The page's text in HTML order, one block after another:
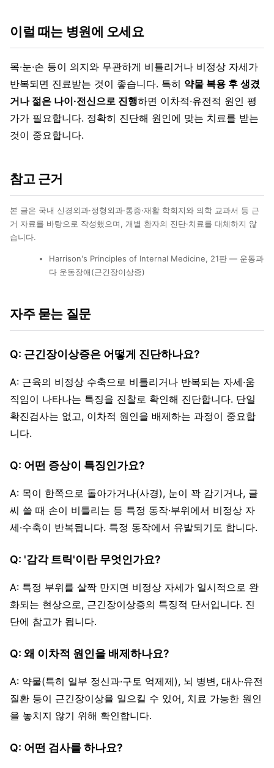
이럴 때는 병원에 오세요
목·눈·손 등이 의지와 무관하게 비틀리거나 비정상 자세가
반복되면 진료받는 것이 좋습니다. 특히 약물 복용 후 생겼
거나 젊은 나이·전신으로 진행하면 이차적·유전적 원인 평
가가 필요합니다. 정확히 진단해 원인에 맞는 치료를 받는
것이 중요합니다.
참고 근거
본 글은 국내 신경외과·정형외과·통증·재활 학회지와 의학 교과서 등 근
거 자료를 바탕으로 작성했으며, 개별 환자의 진단·치료를 대체하지 않
습니다.
Harrison's Principles of Internal Medicine, 21판 — 운동과
다 운동장애(근긴장이상증)
자주 묻는 질문
Q: 근긴장이상증은 어떻게 진단하나요?
A: 근육의 비정상 수축으로 비틀리거나 반복되는 자세·움
직임이 나타나는 특징을 진찰로 확인해 진단합니다. 단일
확진검사는 없고, 이차적 원인을 배제하는 과정이 중요합
니다.
Q: 어떤 증상이 특징인가요?
A: 목이 한쪽으로 돌아가거나(사경), 눈이 꽉 감기거나, 글
씨 쓸 때 손이 비틀리는 등 특정 동작·부위에서 비정상 자
세·수축이 반복됩니다. 특정 동작에서 유발되기도 합니다.
Q: '감각 트릭'이란 무엇인가요?
A: 특정 부위를 살짝 만지면 비정상 자세가 일시적으로 완
화되는 현상으로, 근긴장이상증의 특징적 단서입니다. 진
단에 참고가 됩니다.
Q: 왜 이차적 원인을 배제하나요?
A: 약물(특히 일부 정신과·구토 억제제), 뇌 병변, 대사·유전
질환 등이 근긴장이상을 일으킬 수 있어, 치료 가능한 원인
을 놓치지 않기 위해 확인합니다.
Q: 어떤 검사를 하나요?